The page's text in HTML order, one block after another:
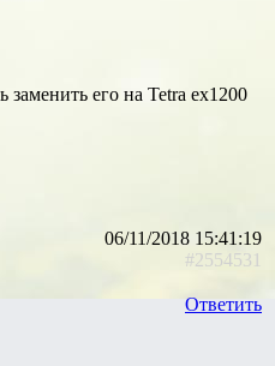
его на Tetra ex1200
06/11/2018 15:41:19
#2554531
Ответить